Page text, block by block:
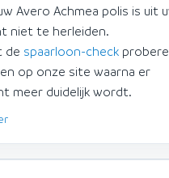
Avero Achmea polis is uit
niet te herleiden.
de spaarloon-check
op onze site waarna er
meer duidelijk wordt.